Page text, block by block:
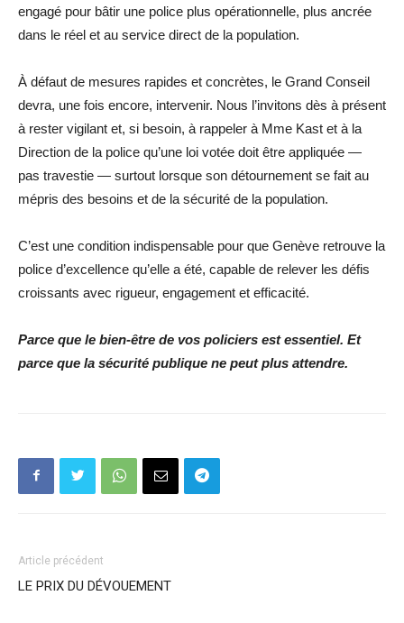
engagé pour bâtir une police plus opérationnelle, plus ancrée
dans le réel et au service direct de la population.
À défaut de mesures rapides et concrètes, le Grand Conseil
devra, une fois encore, intervenir. Nous l’invitons dès à présent
à rester vigilant et, si besoin, à rappeler à Mme Kast et à la
Direction de la police qu’une loi votée doit être appliquée —
pas travestie — surtout lorsque son détournement se fait au
mépris des besoins et de la sécurité de la population.
C’est une condition indispensable pour que Genève retrouve la
police d’excellence qu’elle a été, capable de relever les défis
croissants avec rigueur, engagement et efficacité.
Parce que le bien-être de vos policiers est essentiel. Et
parce que la sécurité publique ne peut plus attendre.
Article précédent
LE PRIX DU DÉVOUEMENT